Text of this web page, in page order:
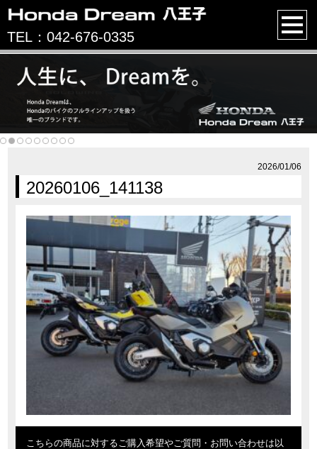
TEL：042-676-0335
2026/01/06
20260106_141138
こちらの商品に対するご購入希望やご質問・お問い合わせは以